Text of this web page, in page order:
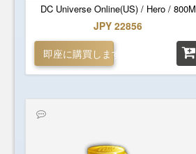
DC Universe Online(US) / Hero / 800M
JPY 22856
即座に購買します